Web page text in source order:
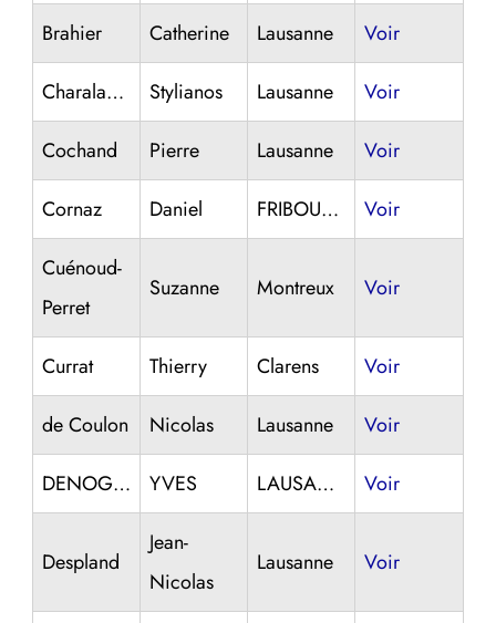
Brahier Catherine Lausanne Voir
Charalampakis Stylianos Lausanne Voir
Cochand Pierre Lausanne Voir
Cornaz Daniel FRIBOURG Voir
Cuénoud-
Perret
Suzanne Montreux Voir
Currat Thierry Clarens Voir
de Coulon Nicolas Lausanne Voir
DENOGENT YVES LAUSANNE Voir
Despland
Jean-
Nicolas
Lausanne Voir